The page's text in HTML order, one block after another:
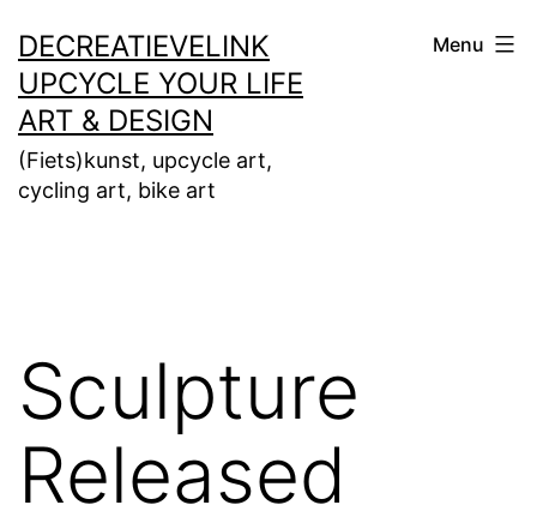
naar
de
inhoud
DECREATIEVELINK
UPCYCLE YOUR LIFE
ART & DESIGN
(Fiets)kunst, upcycle art,
cycling art, bike art
Menu
Sculpture
Released